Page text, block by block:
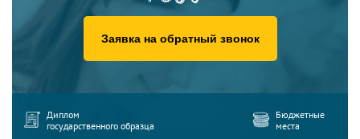
Заявка на обратный звонок
Диплом
государственного образца
Бюджетные
места